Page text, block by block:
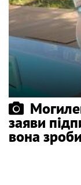
заяви
вона